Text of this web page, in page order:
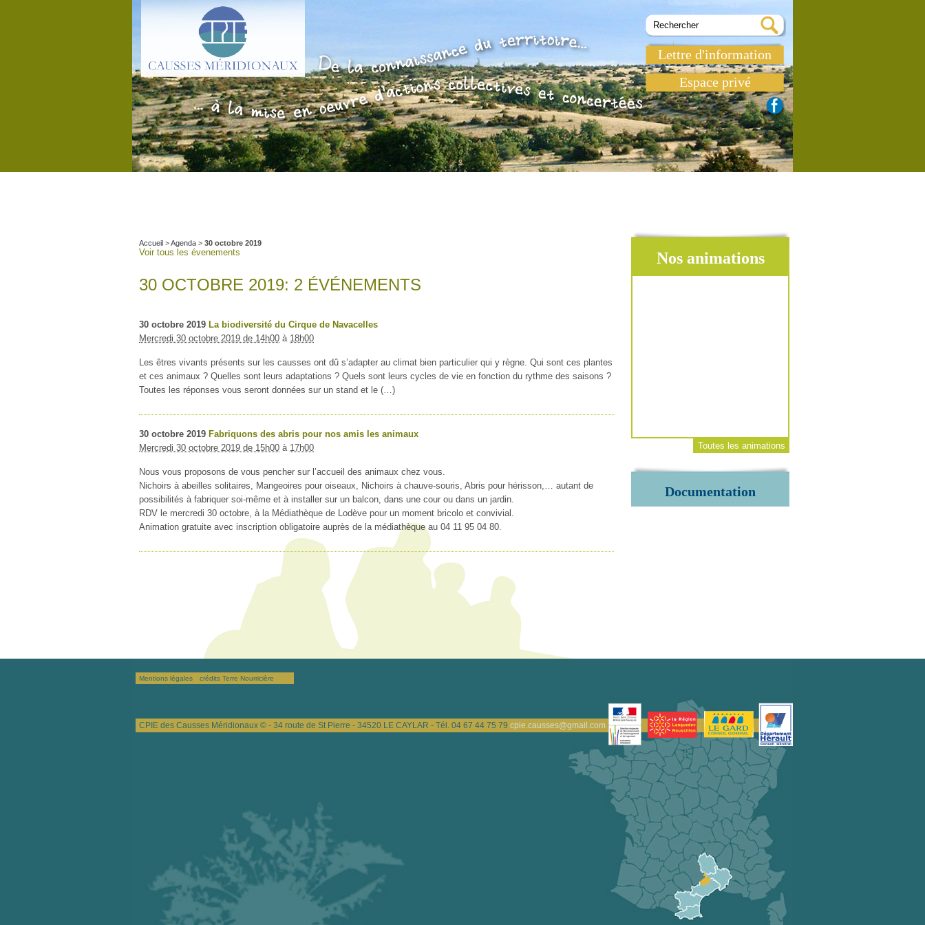
Lettre d'information
Espace privé
Accueil >Agenda > 30 octobre 2019
Voir tous les évenements
30 OCTOBRE 2019: 2 ÉVÉNEMENTS
30 octobre 2019 La biodiversité du Cirque de Navacelles
Mercredi 30 octobre 2019 de 14h00 à 18h00
Les êtres vivants présents sur les causses ont dû s’adapter au climat bien particulier qui y règne. Qui sont ces plantes
et ces animaux ? Quelles sont leurs adaptations ? Quels sont leurs cycles de vie en fonction du rythme des saisons ?
Toutes les réponses vous seront données sur un stand et le (…)
30 octobre 2019 Fabriquons des abris pour nos amis les animaux
Mercredi 30 octobre 2019 de 15h00 à 17h00
Nous vous proposons de vous pencher sur l’accueil des animaux chez vous.
Nichoirs à abeilles solitaires, Mangeoires pour oiseaux, Nichoirs à chauve-souris, Abris pour hérisson,… autant de
possibilités à fabriquer soi-même et à installer sur un balcon, dans une cour ou dans un jardin.
RDV le mercredi 30 octobre, à la Médiathèque de Lodève pour un moment bricolo et convivial.
Animation gratuite avec inscription obligatoire auprès de la médiathèque au 04 11 95 04 80.
Nos animations
Toutes les animations
Documentation
Mentions légales crédits Terre Nourricière
CPIE des Causses Méridionaux © - 34 route de St Pierre - 34520 LE CAYLAR - Tél. 04 67 44 75 79 cpie.causses@gmail.com